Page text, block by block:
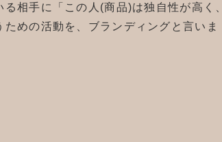
相手に「この人(商品)は独自性が高く、
めの活動を、ブランディングと言いま